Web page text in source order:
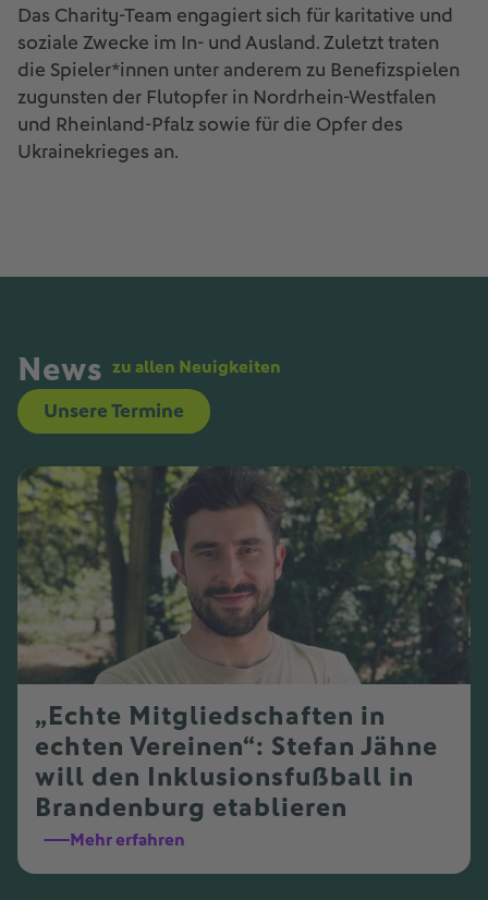
Das Charity-Team engagiert sich für karitative und
soziale Zwecke im In- und Ausland. Zuletzt traten
die Spieler*innen unter anderem zu Benefizspielen
zugunsten der Flutopfer in Nordrhein-Westfalen
und Rheinland-Pfalz sowie für die Opfer des
Ukrainekrieges an.
News zu allen Neuigkeiten
Unsere Termine
„Echte Mitgliedschaften in
echten Vereinen“: Stefan Jähne
will den Inklusionsfußball in
Brandenburg etablieren
Mehr erfahren